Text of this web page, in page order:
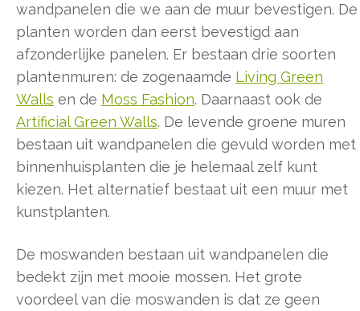
wandpanelen die we aan de muur bevestigen. De
planten worden dan eerst bevestigd aan
afzonderlijke panelen. Er bestaan drie soorten
plantenmuren: de zogenaamde Living Green
Walls en de Moss Fashion. Daarnaast ook de
Artificial Green Walls. De levende groene muren
bestaan uit wandpanelen die gevuld worden met
binnenhuisplanten die je helemaal zelf kunt
kiezen. Het alternatief bestaat uit een muur met
kunstplanten.
De moswanden bestaan uit wandpanelen die
bedekt zijn met mooie mossen. Het grote
voordeel van die moswanden is dat ze geen